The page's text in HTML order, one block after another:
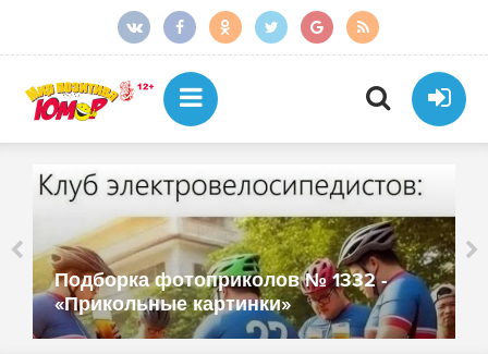
Подборка фотоприколов № 1332 -
«Прикольные картинки»